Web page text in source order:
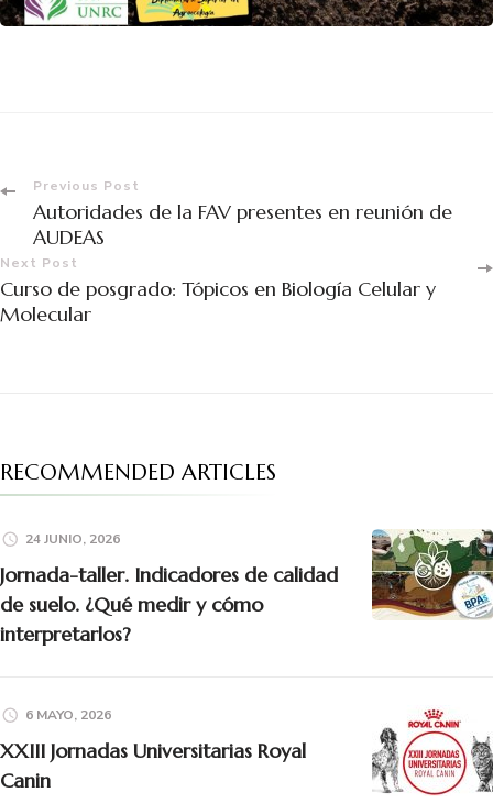
Previous Post
Autoridades de la FAV presentes en reunión de
AUDEAS
Next Post
Curso de posgrado: Tópicos en Biología Celular y
Molecular
RECOMMENDED ARTICLES
24 JUNIO, 2026
Jornada-taller. Indicadores de calidad
de suelo. ¿Qué medir y cómo
interpretarlos?
6 MAYO, 2026
XXIII Jornadas Universitarias Royal
Canin